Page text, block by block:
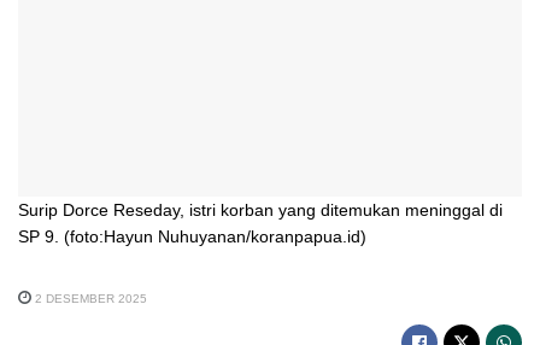
Surip Dorce Reseday, istri korban yang ditemukan meninggal di
SP 9. (foto:Hayun Nuhuyanan/koranpapua.id)
2 DESEMBER 2025